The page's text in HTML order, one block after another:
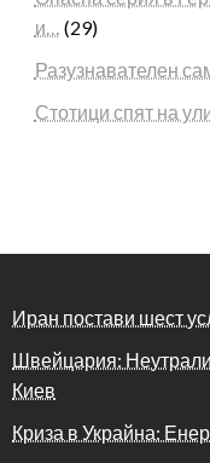
и… (29)
Разузнавателен
Стотици спят на
Иран постави шест
Швейцария:
Киев
Криза в Украйна: